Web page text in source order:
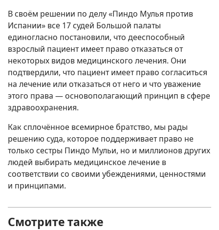
В своём решении по делу «Пиндо Мулья против
Испании» все 17 судей Большой палаты
единогласно постановили, что дееспособный
взрослый пациент имеет право отказаться от
некоторых видов медицинского лечения. Они
подтвердили, что пациент имеет право согласиться
на лечение или отказаться от него и что уважение
этого права — основополагающий принцип в сфере
здравоохранения.
Как сплочённое всемирное братство, мы рады
решению суда, которое поддерживает право не
только сестры Пиндо Мульи, но и миллионов других
людей выбирать медицинское лечение в
соответствии со своими убеждениями, ценностями
и принципами.
Смотрите также